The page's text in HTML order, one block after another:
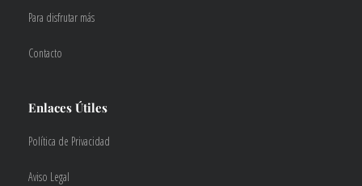
Para disfrutar más
Contacto
Enlaces Útiles
Política de Privacidad
Aviso Legal